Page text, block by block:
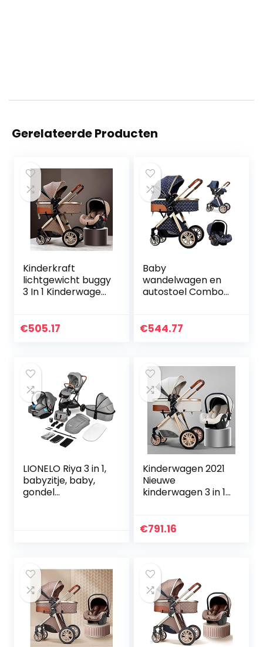
Gerelateerde Producten
Kinderkraft
lichtgewicht buggy
3 In 1 Kinderwagen
Babywandelwagen
€505.17
Baby
wandelwagen en
autostoel Combo
wieg, Carriolas
€544.77
LIONELO Riya 3 in 1,
babyzitje, baby,
gondel
Kinderwagen 2021
Nieuwe
kinderwagen 3 in 1
Liggend
Baby…
€791.16